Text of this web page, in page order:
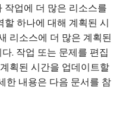
작업에 더 많은 리소스를
할 하나에 대해 계획된 시
리소스에 더 많은 계획된
. 작업 또는 문제를 편집
획된 시간을 업데이트할
한 내용은 다음 문서를 참